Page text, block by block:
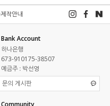
작안내
Bank Account
하나은행
673-910175-38507
예금주 : 박선영
문의 게시판